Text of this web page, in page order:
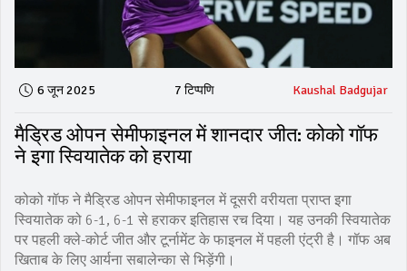
6 जून 2025 7 टिप्पणि Kaushal Badgujar
मैड्रिड ओपन सेमीफाइनल में शानदार जीत: कोको गॉफ
ने इगा स्वियातेक को हराया
कोको गॉफ ने मैड्रिड ओपन सेमीफाइनल में दूसरी वरीयता प्राप्त इगा
स्वियातेक को 6-1, 6-1 से हराकर इतिहास रच दिया। यह उनकी स्वियातेक
पर पहली क्ले-कोर्ट जीत और टूर्नामेंट के फाइनल में पहली एंट्री है। गॉफ अब
खिताब के लिए आर्यना सबालेन्का से भिड़ेंगी।